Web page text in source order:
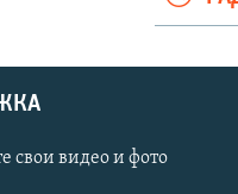
свои видео и фото